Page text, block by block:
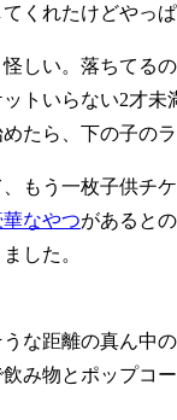
くれたけどやっ
しい。落ちてる
トいらない2才未
たら、下の子の
もう一枚子供チ
華なやつがあると
した。
な距離の真ん中
み物とポップコー